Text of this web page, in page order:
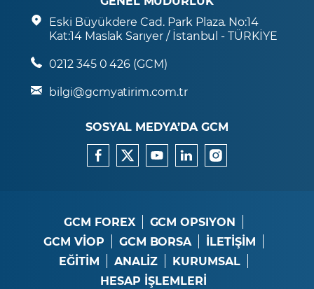
Eski Büyükdere Cad. Park Plaza. No:14
Kat:14 Maslak Sarıyer / İstanbul - TÜRKİYE
0212 345 0 426 (GCM)
bilgi@gcmyatirim.com.tr
SOSYAL MEDYA’DA GCM
GCM FOREX
GCM OPSIYON
GCM VİOP
GCM BORSA
İLETİŞİM
EĞİTİM
ANALİZ
KURUMSAL
HESAP İŞLEMLERİ